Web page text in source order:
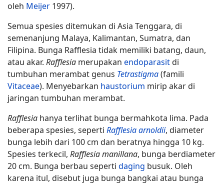
oleh Meijer 1997).
Semua spesies ditemukan di Asia Tenggara, di
semenanjung Malaya, Kalimantan, Sumatra, dan
Filipina. Bunga Rafflesia tidak memiliki batang, daun,
atau akar. Rafflesia merupakan endoparasitdi
tumbuhan merambat genus Tetrastigma(famili
Vitaceae). Menyebarkan haustorium mirip akar di
jaringan tumbuhan merambat.
Rafflesia hanya terlihat bunga bermahkota lima. Pada
beberapa spesies, seperti Rafflesia arnoldii, diameter
bunga lebih dari 100 cm dan beratnya hingga 10 kg.
Spesies terkecil, Rafflesia manillana, bunga berdiameter
20 cm. Bunga berbau seperti daging busuk. Oleh
karena itul, disebut juga bunga bangkai atau bunga